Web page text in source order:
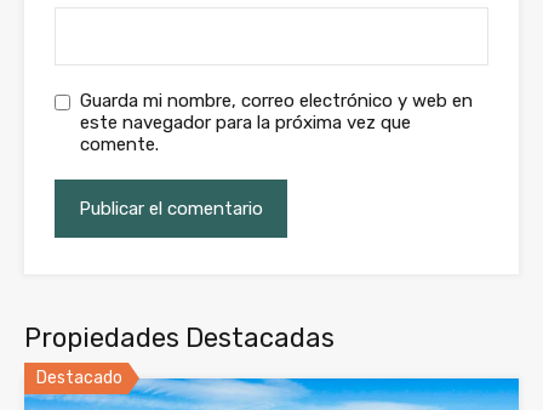
Guarda mi nombre, correo electrónico y web en
este navegador para la próxima vez que
comente.
Propiedades Destacadas
Destacado